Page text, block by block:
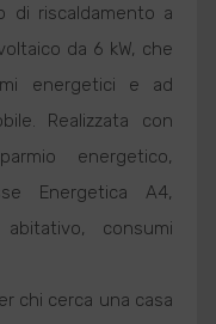
di riscaldamento a
da 6 kW, che
energetici e ad
Realizzata con
energetico,
Energetica A4,
consumi
chi cerca una casa